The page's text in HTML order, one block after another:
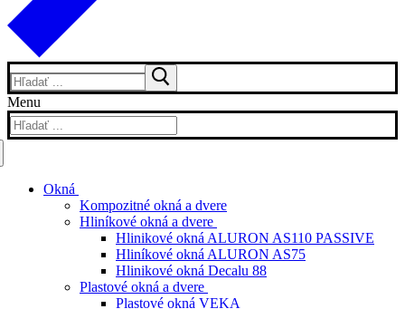
Hľadať:
Menu
Hľadať:
Okná
Kompozitné okná a dvere
Hliníkové okná a dvere
Hlinikové okná ALURON AS110 PASSIVE
Hliníkové okná ALURON AS75
Hlinikové okná Decalu 88
Plastové okná a dvere
Plastové okná VEKA